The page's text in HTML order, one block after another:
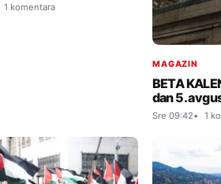
1 komentara
MAGAZIN
BETA
dan 5.
Sre 09:42 1